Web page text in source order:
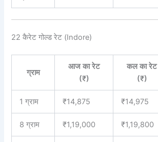
22 कैरेट गोल्ड रेट (Indore)
ग्राम
आज का रेट
(₹)
कल का रेट
(₹)
1 ग्राम ₹14,875 ₹14,975
8 ग्राम ₹1,19,000 ₹1,19,800